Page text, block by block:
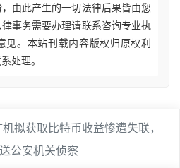
由此产生的一切法律后果皆由您
事务需要办理请联系咨询专业执
见。本站刊载内容版权归原权利
处理。
拟获取比特币收益惨遭失联，
公安机关侦察